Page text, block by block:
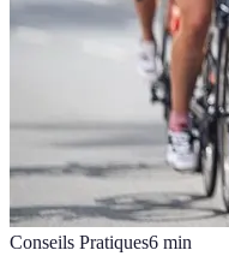
Conseils Pratiques6 min